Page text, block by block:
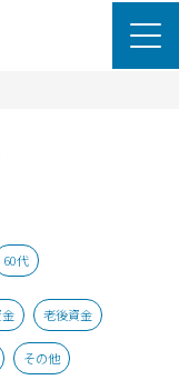
60代
老後資金
その他